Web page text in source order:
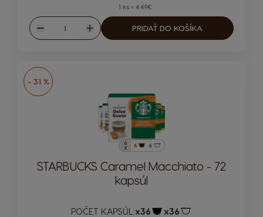
1 ks = 4.49€
Množstvo
Zvýšiť
PRIDAŤ DO KOŠÍKA
- 31 %
STARBUCKS Caramel Macchiato - 72
kapsúl
POČET KAPSÚL:x36 x36